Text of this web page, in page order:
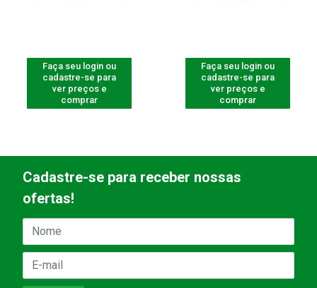
Faça seu login ou
cadastre-se para
ver preços e
comprar
Faça seu login ou
cadastre-se para
ver preços e
comprar
Cadastre-se para receber nossas
ofertas!